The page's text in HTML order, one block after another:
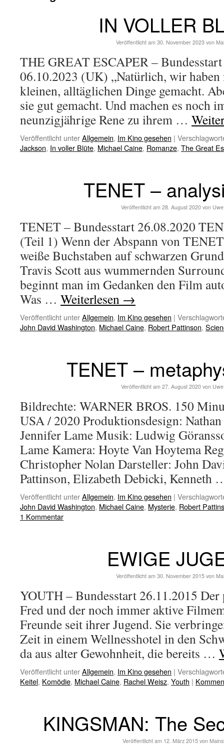
IN VOLLER
Veröffentlicht am 30. November 2023 von
THE GREAT ESCAPER –
06.10.2023 (UK) „Natürlich, wir
kleinen, alltäglichen Dinge gemacht.
sie gut gemacht. Und machen es noch
neunzigjährige Rene zu ihrem …
Veröffentlicht unterAllgemein, Im Kino gesehen |
Jackson, In voller Blüte, Michael Caine, Romanze, The Great
TENET –
Veröffentlicht am 28. August 2020 von
TENET – Bundesstart 26.08.2020
(Teil 1) Wenn der Abspann von
weiße Buchstaben auf schwarzen
Travis Scott aus wummernden
beginnt man im Gedanken den Film
Was … Weiterlesen →
Veröffentlicht unterAllgemein, Im Kino gesehen |
John David Washington, Michael Caine, Robert Pattinson,
TENET –
Veröffentlicht am 27. August 2020 von
Bildrechte: WARNER BROS. 150
USA / 2020 Produktionsdesign:
Jennifer Lame Musik: Ludwig
Lame Kamera: Hoyte Van Hoytema
Christopher Nolan Darsteller: John
Pattinson, Elizabeth Debicki,
Veröffentlicht unterAllgemein, Im Kino gesehen |
John David Washington, Michael Caine, Mysterie, Robert
1 Kommentar
EWIGE
Veröffentlicht am 30. November 2015 von
YOUTH – Bundesstart 26.11.2015
Fred und der noch immer aktive
Freunde seit ihrer Jugend. Sie
Zeit in einem Wellnesshotel in den
da aus alter Gewohnheit, die bereits …
Veröffentlicht unterAllgemein, Im Kino gesehen |
Keitel, Komödie, Michael Caine, Rachel Weisz, Youth |
KINGSMAN: The
Veröffentlicht am 12. März 2015 von